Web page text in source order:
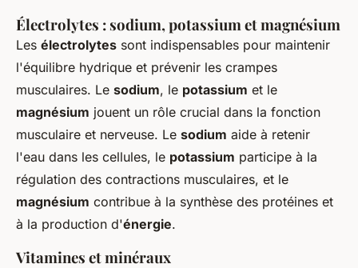
Électrolytes : sodium, potassium et magnésium
Les électrolytes sont indispensables pour maintenir
l'équilibre hydrique et prévenir les crampes
musculaires. Le sodium, le potassium et le
magnésium jouent un rôle crucial dans la fonction
musculaire et nerveuse. Le sodium aide à retenir
l'eau dans les cellules, le potassium participe à la
régulation des contractions musculaires, et le
magnésium contribue à la synthèse des protéines et
à la production d'énergie.
Vitamines et minéraux